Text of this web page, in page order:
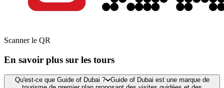
Scanner le QR
En savoir plus sur les tours
Qu'est-ce que Guide of Dubai ?
Guide of Dubai est une marque de